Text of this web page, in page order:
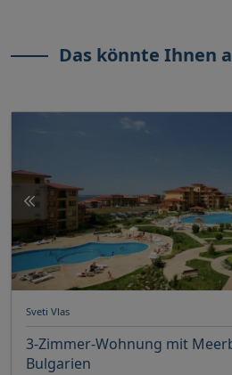
Das könnte Ihnen
Sveti Vlas
3-Zimmer-Wohnung mit
Bulgarien